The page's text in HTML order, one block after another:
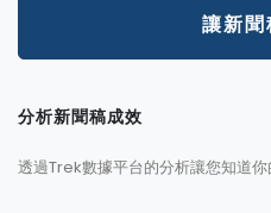
讓新聞
分析新聞稿成效
透過Trek數據平台的分析讓您知道